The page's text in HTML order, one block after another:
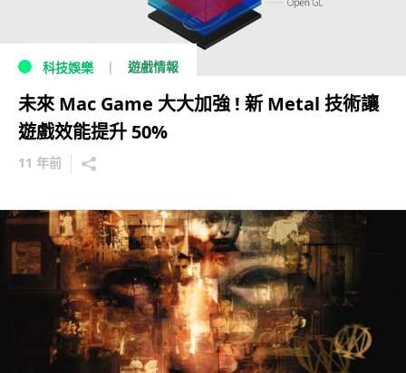
科技娛樂 遊戲情報
未來 Mac Game 大大加強 ! 新 Metal 技術讓
遊戲效能提升 50%
11 年前